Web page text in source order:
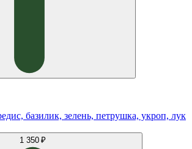
базилик, зелень, петрушка, укроп, лук
1 350 ₽